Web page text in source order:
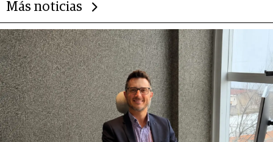
Más noticias